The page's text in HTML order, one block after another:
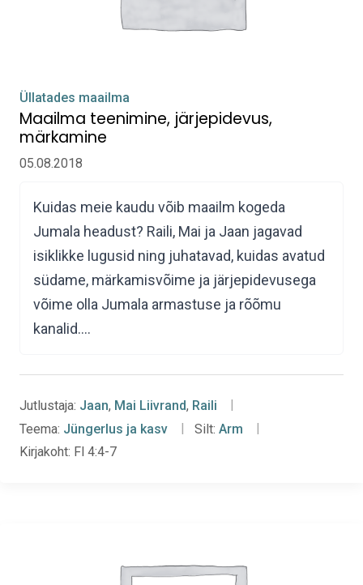
Üllatades maailma
Maailma teenimine, järjepidevus,
märkamine
05.08.2018
Kuidas meie kaudu võib maailm kogeda
Jumala headust? Raili, Mai ja Jaan jagavad
isiklikke lugusid ning juhatavad, kuidas avatud
südame, märkamisvõime ja järjepidevusega
võime olla Jumala armastuse ja rõõmu
kanalid.…
Jutlustaja: Jaan, Mai Liivrand, Raili
Teema: Jüngerlus ja kasv Silt: Arm
Kirjakoht: Fl 4:4-7